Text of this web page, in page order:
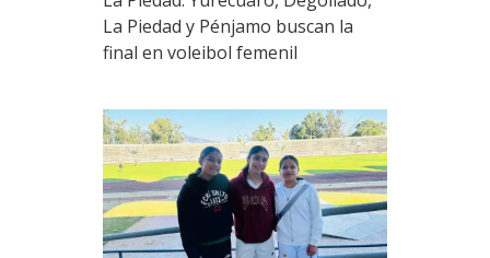
La Piedad y Pénjamo buscan la
final en voleibol femenil